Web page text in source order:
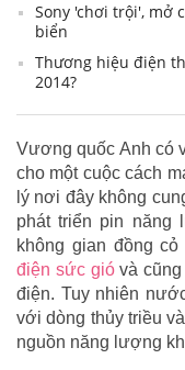
Sony 'chơi trội', mở
biển
Thương hiệu điện
2014?
Vương quốc Anh có
cho một cuộc cách
lý nơi đây không
phát triển pin năng
không gian đồng
điện sức gióvà cũng
điện. Tuy nhiên
với dòng thủy triều
nguồn năng lượng